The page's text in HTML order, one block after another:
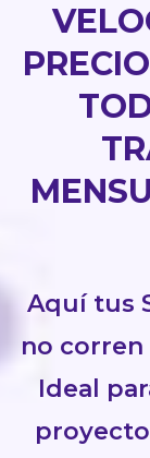
Aquí tus
no corren
Ideal